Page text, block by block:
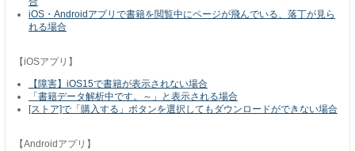
iOS・Androidアプリで書籍を閲覧中にページが飛んでいる、落丁が見ら
れる場合
【iOSアプリ】
【障害】iOS15で書籍が表示されない場合
「書籍データ解析中です。～」と表示される場合
[ストア]で「購入する」ボタンを選択してもダウンロードができない場合
【Androidアプリ】